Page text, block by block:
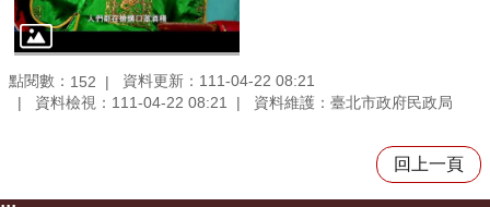
點閱數： 152
資料更新：111-04-22 08:21
資料檢視：111-04-22 08:21
資料維護：臺北市政府民政局
回上一頁